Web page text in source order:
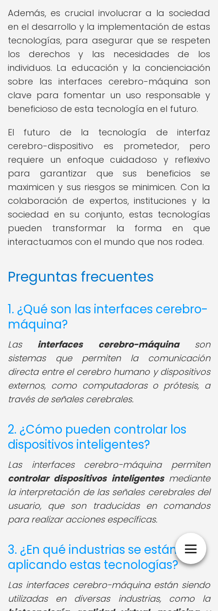
Además, es crucial involucrar a la sociedad
en el desarrollo y la implementación de estas
tecnologías, para asegurar que se respeten
los derechos y las necesidades de los
individuos. La educación y la concienciación
sobre las interfaces cerebro-máquina son
clave para fomentar un uso responsable y
beneficioso de esta tecnología en el futuro.
El futuro de la tecnología de interfaz
cerebro-dispositivo es prometedor, pero
requiere un enfoque cuidadoso y reflexivo
para garantizar que sus beneficios se
maximicen y sus riesgos se minimicen. Con la
colaboración de expertos, instituciones y la
sociedad en su conjunto, estas tecnologías
pueden transformar la forma en que
interactuamos con el mundo que nos rodea.
Preguntas frecuentes
1. ¿Qué son las interfaces cerebro-
máquina?
Las interfaces cerebro-máquinason
sistemas que permiten la comunicación
directa entre el cerebro humano y dispositivos
externos, como computadoras o prótesis, a
través de señales cerebrales.
2. ¿Cómo pueden controlar los
dispositivos inteligentes?
Las interfaces cerebro-máquina permiten
controlar dispositivos inteligentesmediante
la interpretación de las señales cerebrales del
usuario, que son traducidas en comandos
para realizar acciones específicas.
3. ¿En qué industrias se están
aplicando estas tecnologías?
Las interfaces cerebro-máquina están siendo
utilizadas en diversas industrias, como la